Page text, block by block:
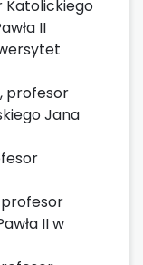
Katolickiego
II
profesor
Jana
profesor
II w